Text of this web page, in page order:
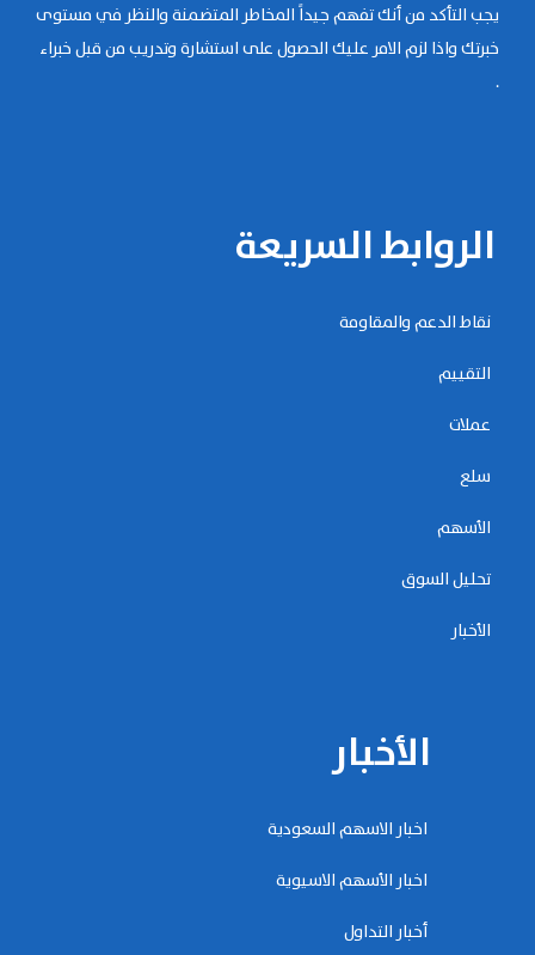
يجب التأكد من أنك تفهم جيداً المخاطر المتضمنة والنظر في مستوى
خبرتك واذا لزم الامر عليك الحصول على استشارة وتدريب من قبل خبراء
.
الروابط السريعة
نقاط الدعم والمقاومة
التقييم
عملات
سلع
الأسهم
تحليل السوق
الأخبار
الأخبار
اخبار الاسهم السعودية
اخبار الأسهم الاسيوية
أخبار التداول